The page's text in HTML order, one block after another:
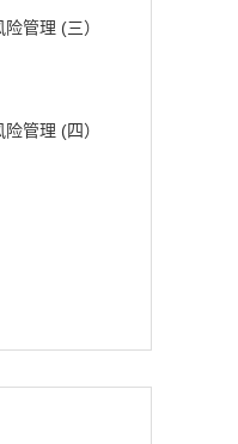
管理 (三）
管理 (四）